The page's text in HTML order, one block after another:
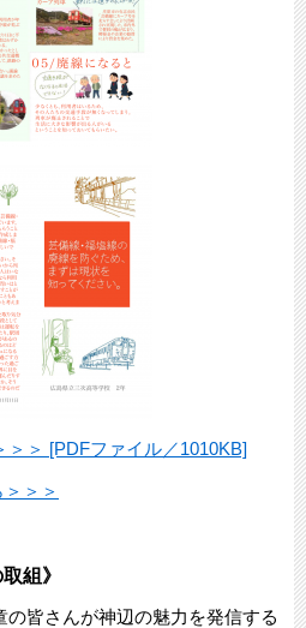
＞＞ [PDFファイル／1010KB]
＞＞
組》
皆さんが神辺の魅力を発信する